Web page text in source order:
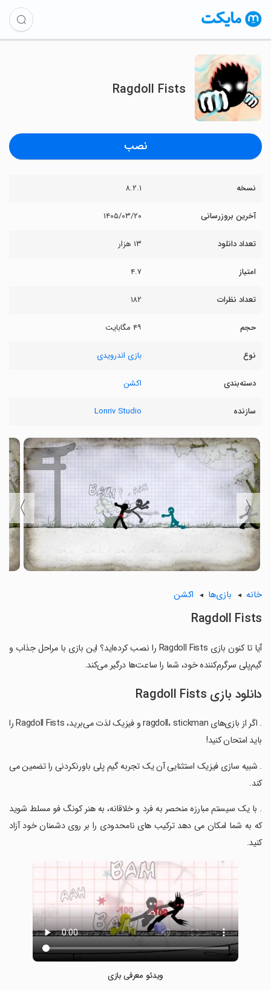
Ragdoll Fists
نصب
نسخه ۸.۲.۱
آخرین بروزرسانی ۱۴۰۵/۰۳/۲۰
تعداد دانلود ۱۳ هزار
امتیاز ۴.۷
تعداد نظرات ۱۸۲
حجم ۴۹ مگابایت
نوع بازی اندرویدی
دسته‌بندی اکشن
سازنده Lonriv Studio
〈
〉
خانه بازی‌ها اکشن
Ragdoll Fists
آیا تا کنون بازی Ragdoll Fists را نصب کرده‌اید؟ این بازی با مراحل جذاب و
گیم‌پلی سرگرم‌کننده خود، شما را ساعت‌ها درگیر می‌کند.
دانلود بازی Ragdoll Fists
. اگر از بازی‌های ragdoll، stickman و فیزیک لذت می‌برید، Ragdoll Fists را
باید امتحان کنید!
‏. شبیه سازی فیزیک استثنایی آن یک تجربه گیم پلی باورنکردنی را تضمین می
کند.
‏. با یک سیستم مبارزه منحصر به فرد و خلاقانه، به هنر کونگ فو مسلط شوید
که به شما امکان می دهد ترکیب های نامحدودی را بر روی دشمنان خود آزاد
کنید.
ویدئو معرفی بازی